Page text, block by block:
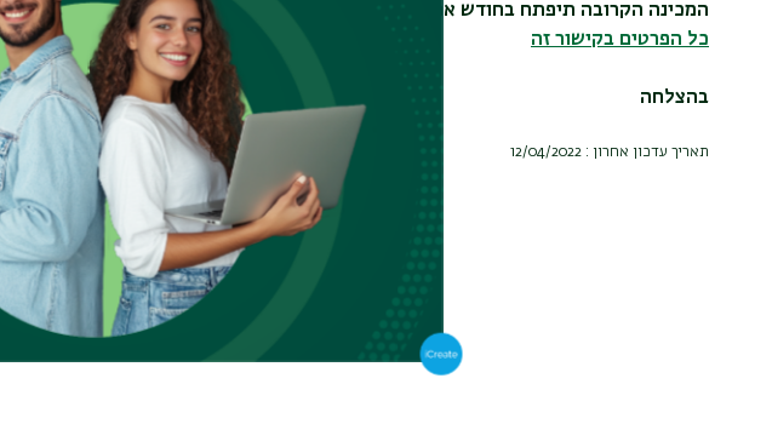
המכינה הקרובה תיפתח בחודש אפריל
כל הפרטים בקישור זה
בהצלחה
תאריך עדכון אחרון : 12/04/2022